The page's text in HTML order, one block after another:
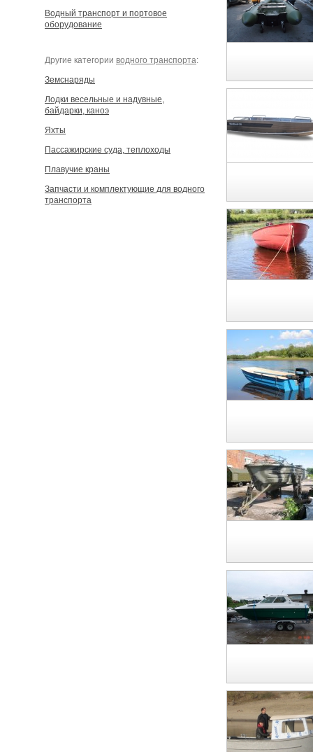
Водный транспорт и портовое
оборудование
Другие категории водного транспорта:
Земснаряды
Лодки весельные и надувные,
байдарки, каноэ
Яхты
Пассажирские суда, теплоходы
Плавучие краны
Запчасти и комплектующие для водного
транспорта